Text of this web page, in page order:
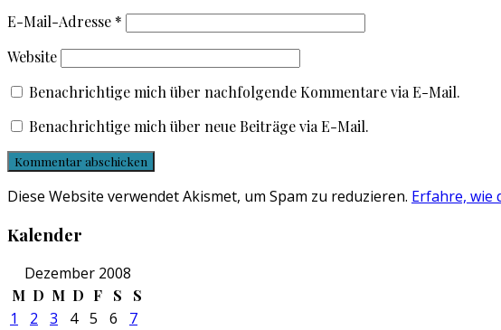
E-Mail-Adresse *
Website
Benachrichtige mich über nachfolgende Kommentare via E-Mail.
Benachrichtige mich über neue Beiträge via E-Mail.
Diese Website verwendet Akismet, um Spam zu reduzieren. Erfahre, wie
Kalender
Dezember 2008
M D M D F S S
1 2 3 4 5 6
7